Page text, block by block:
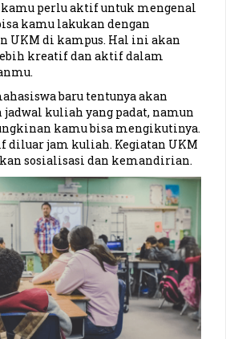
kamu perlu aktif untuk mengenal
kamu lakukan dengan
UKM di kampus. Hal ini akan
kreatif dan aktif dalam
baru tentunya akan
kuliah yang padat, namun
kamu bisa mengikutinya.
diluar jam kuliah. Kegiatan UKM
sosialisasi dan kemandirian.